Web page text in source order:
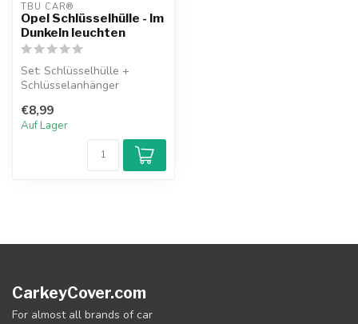
TBU CAR®
Opel Schlüsselhülle - Im
Dunkeln leuchten
Set: Schlüsselhülle +
Schlüsselanhänger
€8,99
Auf Lager
CarkeyCover.com
For almost all brands of car